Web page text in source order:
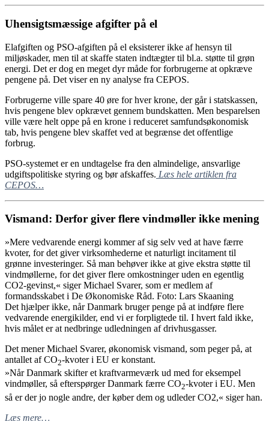
Uhensigtsmæssige afgifter på el
Elafgiften og PSO-afgiften på el eksisterer ikke af hensyn til
miljøskader, men til at skaffe staten indtægter til bl.a. støtte til grøn
energi. Det er dog en meget dyr måde for forbrugerne at opkræve
pengene på. Det viser en ny analyse fra CEPOS.
Forbrugerne ville spare 40 øre for hver krone, der går i statskassen,
hvis pengene blev opkrævet gennem bundskatten. Men besparelsen
ville være helt oppe på en krone i reduceret samfundsøkonomisk
tab, hvis pengene blev skaffet ved at begrænse det offentlige
forbrug.
PSO-systemet er en undtagelse fra den almindelige, ansvarlige
udgiftspolitiske styring og bør afskaffes. Læs hele artiklen fra
CEPOS…
Vismand: Derfor giver flere vindmøller ikke mening
»Mere vedvarende energi kommer af sig selv ved at have færre
kvoter, for det giver virksomhederne et naturligt incitament til
grønne investeringer. Så man behøver ikke at give ekstra støtte til
vindmøllerne, for det giver flere omkostninger uden en egentlig
CO2-gevinst,« siger Michael Svarer, som er medlem af
formandsskabet i De Økonomiske Råd. Foto: Lars Skaaning
Det hjælper ikke, når Danmark bruger penge på at indføre flere
vedvarende energikilder, end vi er forpligtede til. I hvert fald ikke,
hvis målet er at nedbringe udledningen af drivhusgasser.
Det mener Michael Svarer, økonomisk vismand, som peger på, at
antallet af CO2-kvoter i EU er konstant.
»Når Danmark skifter et kraftvarmeværk ud med for eksempel
vindmøller, så efterspørger Danmark færre CO2-kvoter i EU. Men
så er der jo nogle andre, der køber dem og udleder CO2,« siger han.
Læs mere…